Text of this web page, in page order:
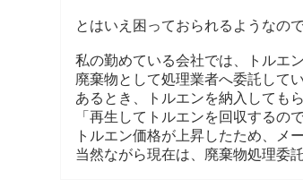
とはいえ困っておられるようなの
私の勤めている会社では、トルエ
廃棄物として処理業者へ委託してい
あるとき、トルエンを納入しても
「再生してトルエンを回収するの
トルエン価格が上昇したため、メ
当然ながら現在は、廃棄物処理委